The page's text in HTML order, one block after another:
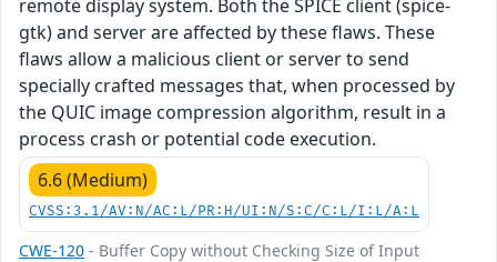
remote display system. Both the SPICE client (spice-
gtk) and server are affected by these flaws. These
flaws allow a malicious client or server to send
specially crafted messages that, when processed by
the QUIC image compression algorithm, result in a
process crash or potential code execution.
6.6 (Medium)
CVSS:3.1/AV:N/AC:L/PR:H/UI:N/S:C/C:L/I:L/A:L
CWE-120 - Buffer Copy without Checking Size of Input